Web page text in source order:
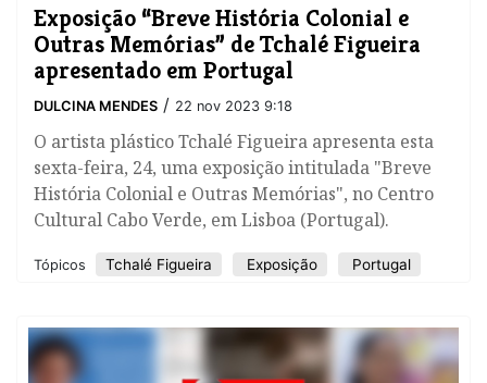
​Exposição “Breve História Colonial e
Outras Memórias” de Tchalé Figueira
apresentado em Portugal
DULCINA MENDES / 22 nov 2023 9:18
O artista plástico Tchalé Figueira apresenta esta
sexta-feira, 24, uma exposição intitulada "Breve
História Colonial e Outras Memórias", no Centro
Cultural Cabo Verde, em Lisboa (Portugal).
Tópicos Tchalé Figueira Exposição Portugal